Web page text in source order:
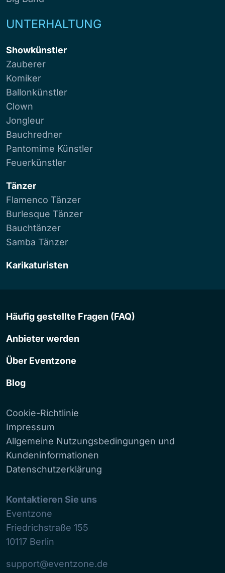
UNTERHALTUNG
Showkünstler
Zauberer
Komiker
Ballonkünstler
Clown
Jongleur
Bauchredner
Pantomime Künstler
Feuerkünstler
Tänzer
Flamenco Tänzer
Burlesque Tänzer
Bauchtänzer
Samba Tänzer
Karikaturisten
Häufig gestellte Fragen (FAQ)
Anbieter werden
Über Eventzone
Blog
Cookie-Richtlinie
Impressum
Allgemeine Nutzungsbedingungen und
Kundeninformationen
Datenschutzerklärung
Kontaktieren Sie uns
Eventzone
Friedrichstraße 155
10117 Berlin
support@eventzone.de